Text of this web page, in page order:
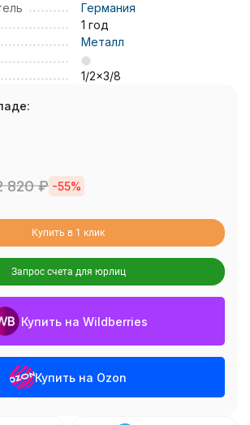
Германия
1 год
Металл
1/2x3/8
820₽ -55%
Купить в 1 клик
Запрос счета для юрлиц
Купить на Wildberries
Купить на Ozon